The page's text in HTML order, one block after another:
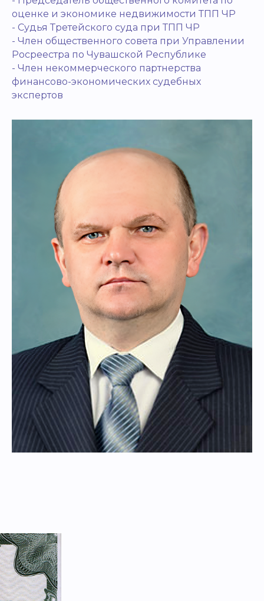
оценке и экономике недвижимости ТПП ЧР
- Судья Третейского суда при ТПП ЧР
- Член общественного совета при Управлении
Росреестра по Чувашской Республике
- Член некоммерческого партнерства
финансово-экономических судебных
экспертов